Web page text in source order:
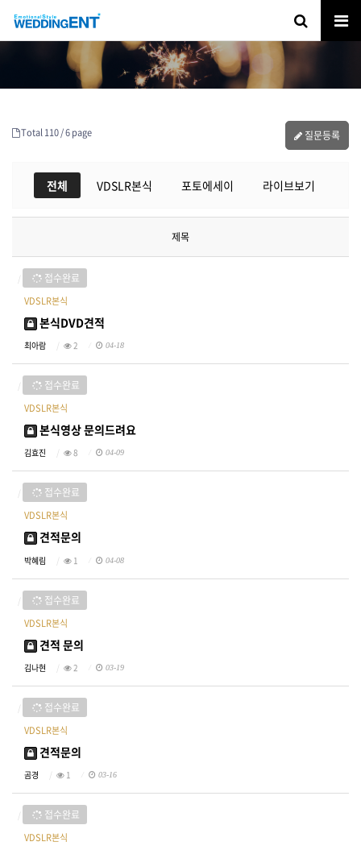
Total 110 /6 page 질문등록
전체 VDSLR본식 포토에세이 라이브보기
제목
접수완료
VDSLR본식
본식DVD견적
최아람 2 04-18
접수완료
VDSLR본식
본식영상 문의드려요
김효진 8 04-09
접수완료
VDSLR본식
견적문의
박혜림 1 04-08
접수완료
VDSLR본식
견적 문의
김나현 2 03-19
접수완료
VDSLR본식
견적문의
곰경 1 03-16
접수완료
VDSLR본식